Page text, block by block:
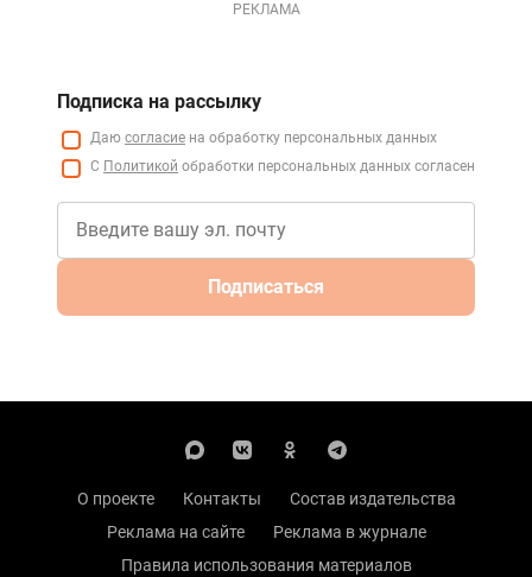
РЕКЛАМА
Подписка на рассылку
Даю согласие на обработку персональных данных
С Политикой обработки персональных данных согласен
Подписаться
О проекте Контакты
Состав издательства
Реклама на сайте
Реклама в журнале
Правила использования материалов